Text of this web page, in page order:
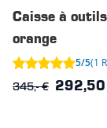
Caisse à
orange
5/5(1
345,- €